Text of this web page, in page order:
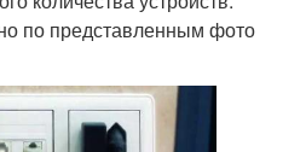
по представленным фото